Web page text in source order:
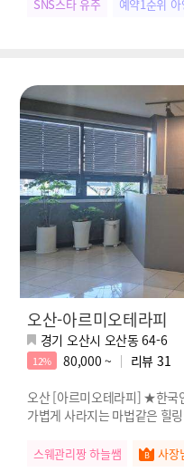
SNS스타 유주 예약1순위 아
오산-아르미오테라피
경기 오산시 오산동 64-6
12% 80,000 ~ 리뷰 31
오산 [아르미오테라피] ★한국
가볍게 사라지는 마법같은 힐
스웨관리짱 하늘쌤 사장